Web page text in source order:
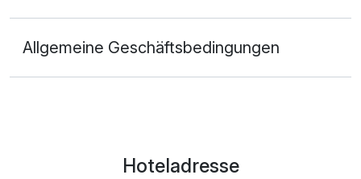
Allgemeine Geschäftsbedingungen
Hoteladresse